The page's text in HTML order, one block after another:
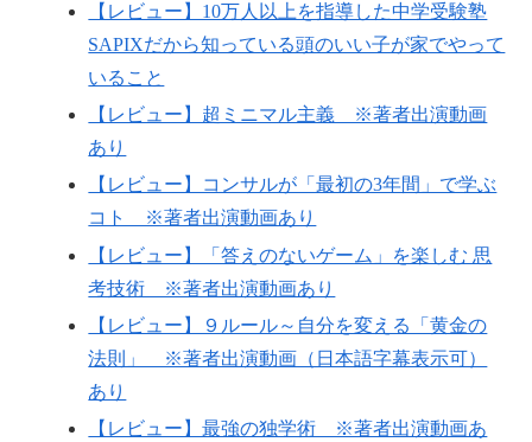
【レビュー】10万人以上を指導した中学受験塾
SAPIXだから知っている頭のいい子が家でやって
いること
【レビュー】超ミニマル主義 ※著者出演動画
あり
【レビュー】コンサルが「最初の3年間」で学ぶ
コト ※著者出演動画あり
【レビュー】「答えのないゲーム」を楽しむ 思
考技術 ※著者出演動画あり
【レビュー】９ルール～自分を変える「黄金の
法則」 ※著者出演動画（日本語字幕表示可）
あり
【レビュー】最強の独学術 ※著者出演動画あ